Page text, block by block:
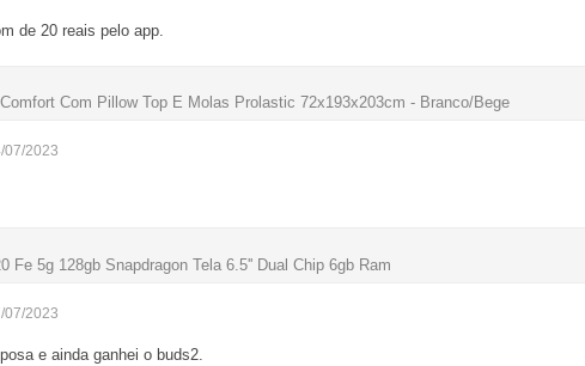
de 20 reais pelo app.
Com Pillow Top E Molas Prolastic 72x193x203cm - Branco/Bege
07/2023
Fe 5g 128gb Snapdragon Tela 6.5'' Dual Chip 6gb Ram
07/2023
e ainda ganhei o buds2.